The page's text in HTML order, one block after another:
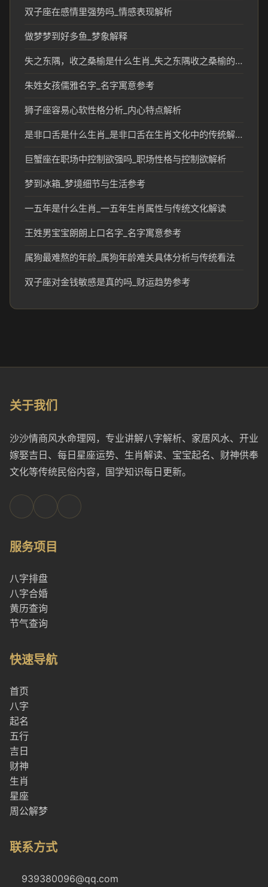
双子座在感情里强势吗_情感表现解析
做梦梦到好多鱼_梦象解释
失之东隅，收之桑榆是什么生肖_失之东隅收之桑榆的生肖文化解读
朱姓女孩儒雅名字_名字寓意参考
狮子座容易心软性格分析_内心特点解析
是非口舌是什么生肖_是非口舌在生肖文化中的传统解读
巨蟹座在职场中控制欲强吗_职场性格与控制欲解析
梦到冰箱_梦境细节与生活参考
一五年是什么生肖_一五年生肖属性与传统文化解读
王姓男宝宝朗朗上口名字_名字寓意参考
属狗最难熬的年龄_属狗年龄难关具体分析与传统看法
双子座对金钱敏感是真的吗_财运趋势参考
关于我们
沙沙情商风水命理网，专业讲解八字解析、家居风水、开业
嫁娶吉日、每日星座运势、生肖解读、宝宝起名、财神供奉
文化等传统民俗内容，国学知识每日更新。
服务项目
八字排盘
八字合婚
黄历查询
节气查询
快速导航
首页
八字
起名
五行
吉日
财神
生肖
星座
周公解梦
联系方式
939380096@qq.com